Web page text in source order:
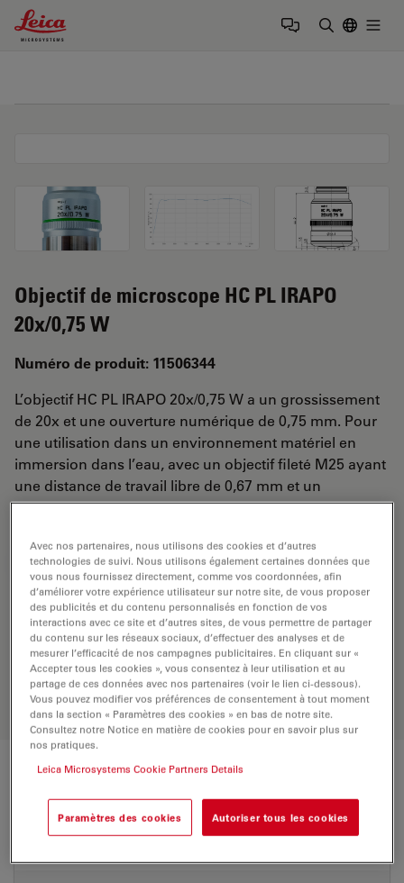
Leica Microsystems Logo
Objectif de microscope HC PL IRAPO
20x/0,75 W
Numéro de produit: 11506344
L’objectif HC PL IRAPO 20x/0,75 W a un grossissement
de 20x et une ouverture numérique de 0,75 mm. Pour
une utilisation dans un environnement matériel en
immersion dans l’eau, avec un objectif fileté M25 ayant
une distance de travail libre de 0,67 mm et un
NC (numéro de champ) de 25.
DEMANDE DE DEVIS
Découvrez la solution idéale.
Explorez notresélecteur d’objectifs
comparez les alternatives et trouvez
l’option la mieux adaptée à vos
besoins.
Caractéristiques techniques
Avec nos partenaires, nous utilisons des cookies et d’autres
technologies de suivi. Nous utilisons également certaines données que
vous nous fournissez directement, comme vos coordonnées, afin
d’améliorer votre expérience utilisateur sur notre site, de vous proposer
des publicités et du contenu personnalisés en fonction de vos
interactions avec ce site et d’autres sites, de vous permettre de partager
du contenu sur les réseaux sociaux, d’effectuer des analyses et de
mesurer l’efficacité de nos campagnes publicitaires. En cliquant sur «
Accepter tous les cookies », vous consentez à leur utilisation et au
partage de ces données avec nos partenaires (voir le lien ci-dessous).
Vous pouvez modifier vos préférences de consentement à tout moment
dans la section « Paramètres des cookies » en bas de notre site.
Consultez notre Notice en matière de cookies pour en savoir plus sur
nos pratiques.
Leica Microsystems Cookie Partners Details
Paramètres des cookies Autoriser tous les cookies